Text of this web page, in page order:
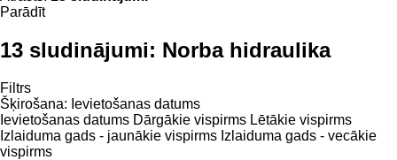
Parādīt
13 sludinājumi: Norba hidraulika
Filtrs
Šķirošana: Ievietošanas datums
Ievietošanas datums Dārgākie vispirms Lētākie vispirms
Izlaiduma gads - jaunākie vispirms Izlaiduma gads - vecākie
vispirms